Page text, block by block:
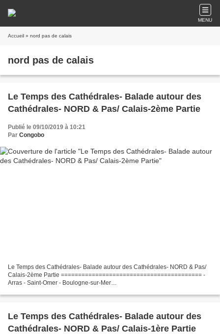
MENU
Accueil » nord pas de calais
nord pas de calais
Le Temps des Cathédrales- Balade autour des
Cathédrales- NORD & Pas/ Calais-2ème Partie
Publié le 09/10/2019 à 10:21
Par Congobo
Le Temps des Cathédrales- Balade autour des Cathédrales- NORD & Pas/
Calais-2ème Partie ========================================= -
Arras - Saint-Omer - Boulogne-sur-Mer
Spiritus
========================...
Le Temps des Cathédrales- Balade autour des
Cathédrales- NORD & Pas/ Calais-1ère Partie